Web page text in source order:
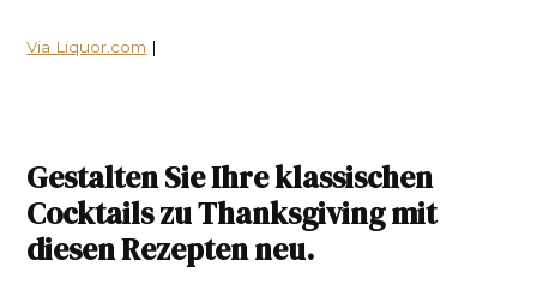
Via Liquor.com |
Gestalten Sie Ihre klassischen
Cocktails zu Thanksgiving mit
diesen Rezepten neu.